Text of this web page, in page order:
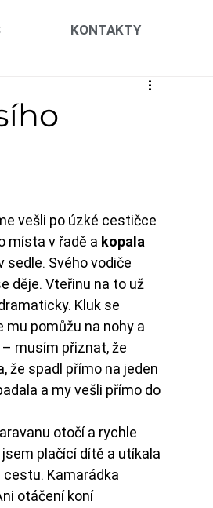
KONTAKTY
vešli po úzké cestičce
místa v řadě a kopala
Svého vodiče
děje. Vteřinu na to už
Kluk se
mu pomůžu na nohy a
– musím přiznat, že
že spadl přímo na jeden
a my vešli přímo do
otočí a rychle
plačící dítě a utíkala
Kamarádka
otáčení koní